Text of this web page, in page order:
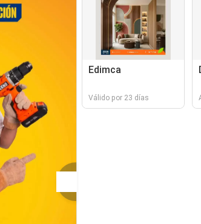
Edimca
Válido por 23 días